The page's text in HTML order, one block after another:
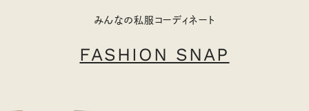
みんなの私服コーディネート
FASHION SNAP